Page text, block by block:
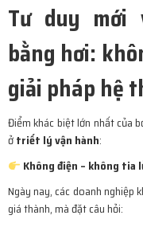
Tư duy mới
bằng hơi:
giải pháp hệ
Điểm khác biệt lớn nhất của
ởtriết lý vận hành:
Không điện – không tia
Ngày nay, các doanh nghiệp
giá thành, mà đặt câu hỏi: